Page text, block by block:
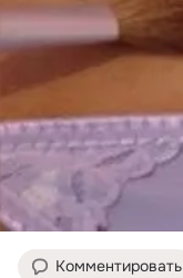
Комментировать